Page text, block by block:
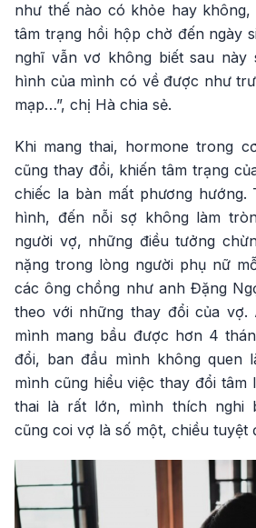
như thế nào có khỏe hay
tâm trạng hồi hộp chờ đến ngày
nghĩ vẫn vơ không biết sau này
hình của mình có về được như
mạp…”, chị Hà chia sẻ.
Khi mang thai, hormone trong
cũng thay đổi, khiến tâm trạng
chiếc la bàn mất phương hướng.
hình, đến nỗi sợ không làm
người vợ, những điều tưởng
nặng trong lòng người phụ nữ
các ông chồng như anh Đặng
theo với những thay đổi của vợ.
mình mang bầu được hơn 4
đổi, ban đầu mình không quen
mình cũng hiểu việc thay đổi tâm
thai là rất lớn, mình thích nghi
cũng coi vợ là số một, chiều tuyệt